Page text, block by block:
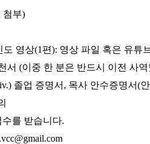
첨부)
도 영상(1 편): 영상 파일 혹은 유튜
서 (이중 한 분은 반드시 이전 사
졸업 증명서 , 목사 안수증명서(
수를 받습니다.